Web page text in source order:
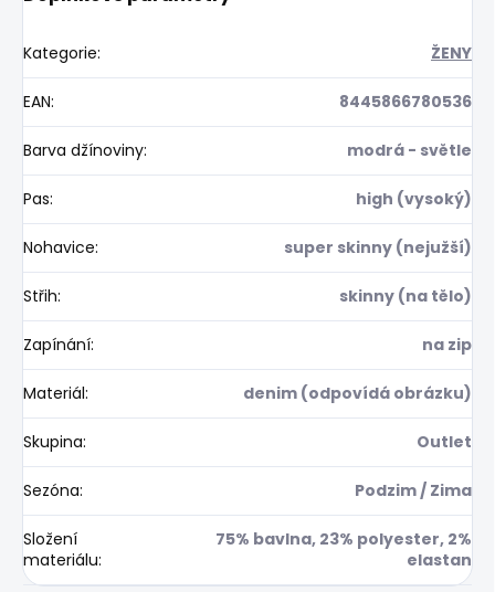
Kategorie: ŽENY
EAN: 8445866780536
Barva džínoviny: modrá - světle
Pas: high (vysoký)
Nohavice: super skinny (nejužší)
Střih: skinny (na tělo)
Zapínání: na zip
Materiál: denim (odpovídá obrázku)
Skupina: Outlet
Sezóna: Podzim / Zima
Složení
materiálu:
75% bavlna, 23% polyester, 2%
elastan